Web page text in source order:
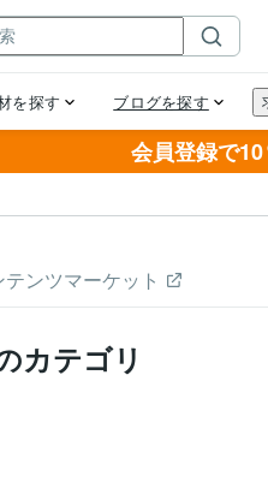
会員登録で
テンツマーケット
カテゴリ